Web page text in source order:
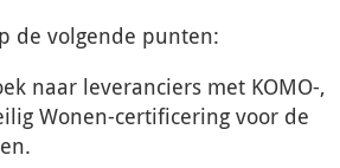
de volgende punten:
naar leveranciers met KOMO-,
Wonen-certificering voor de